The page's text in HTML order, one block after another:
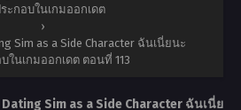
ะกอบในเกมออกเดต
›
Sim as a Side Character ฉันเนี่ยนะ
ในเกมออกเดต ตอนที่ 113
Dating Sim as a Side Character ฉันเนี่ย